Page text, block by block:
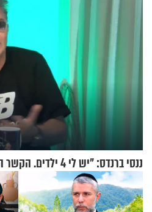
ננסי ברנדס: "יש לי 4 ילדים. הקשר הכי טוב - עם הבת החרדית"